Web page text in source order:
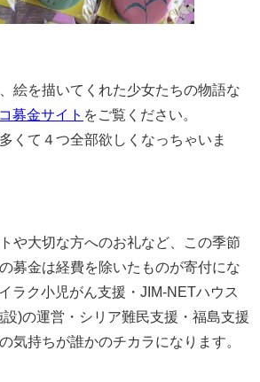
絵を描いてくれた少女たちの物語な
募金サイト をご覧ください。
くて４つ全部欲しくなっちゃいま
や大切な方へのお礼など、この季節
募金は経費を除いたものが寄付にな
ラク小児がん支援・JIM-NETハウス
設)の運営・シリア難民支援・福島支援
気持ちが誰かのチカラになります。